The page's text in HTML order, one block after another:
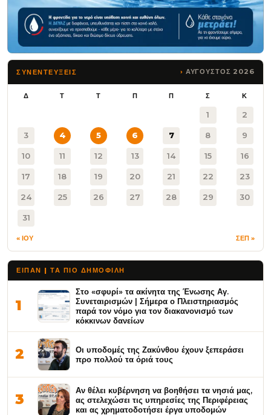
ΣΥΝΕΝΤΕΥΞΕΙΣ ΑΥΓΟΥΣΤΟΣ 2026
Δ Τ Τ Π Π Σ Κ
1 2
3 4 5 6 7 8 9
10 11 12 13 14 15 16
17 18 19 20 21 22 23
24 25 26 27 28 29 30
31
« ΙΟΥ ΣΕΠ »
ΕΙΠΑΝ | ΤΑ ΠΙΟ ΔΗΜΟΦΙΛΉ
1
Στο «σφυρί» τα ακίνητα της Ένωσης Αγ.
Συνεταιρισμών | Σήμερα ο Πλειστηριασμός
παρά τον νόμο για τον διακανονισμό των
κόκκινων δανείων
2
Οι υποδομές της Ζακύνθου έχουν ξεπεράσει
προ πολλού τα όριά τους
3
Αν θέλει κυβέρνηση να βοηθήσει τα νησιά μας,
ας στελεχώσει τις υπηρεσίες της Περιφέρειας
και ας χρηματοδοτήσει έργα υποδομών